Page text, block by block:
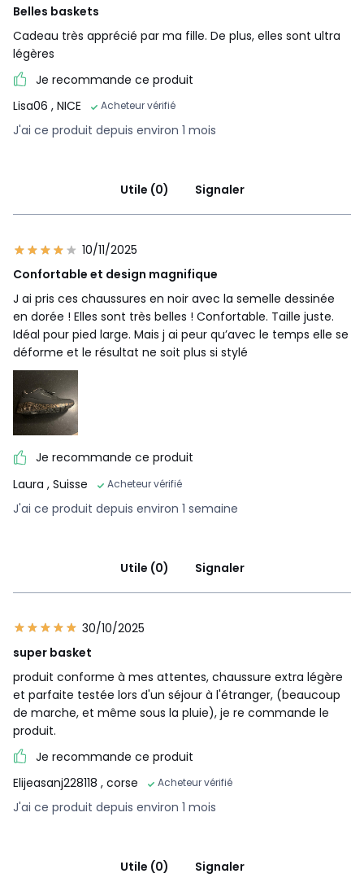
Belles baskets
Cadeau très apprécié par ma fille. De plus, elles sont ultra
légères
Je recommande ce produit
Lisa06 , NICE Acheteur vérifié
J'ai ce produit depuis environ 1 mois
Utile (0) Signaler
10/11/2025
Confortable et design magnifique
J ai pris ces chaussures en noir avec la semelle dessinée
en dorée ! Elles sont très belles ! Confortable. Taille juste.
Idéal pour pied large. Mais j ai peur qu’avec le temps elle se
déforme et le résultat ne soit plus si stylé
Je recommande ce produit
Laura , Suisse Acheteur vérifié
J'ai ce produit depuis environ 1 semaine
Utile (0) Signaler
30/10/2025
super basket
produit conforme à mes attentes, chaussure extra légère
et parfaite testée lors d'un séjour à l'étranger, (beaucoup
de marche, et même sous la pluie), je re commande le
produit.
Je recommande ce produit
Elijeasanj228118 , corse Acheteur vérifié
J'ai ce produit depuis environ 1 mois
Utile (0)
Signaler